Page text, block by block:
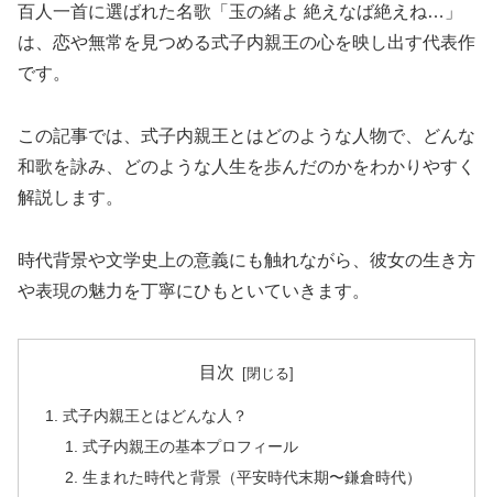
百人一首に選ばれた名歌「玉の緒よ 絶えなば絶えね…」
は、恋や無常を見つめる式子内親王の心を映し出す代表作
です。
この記事では、式子内親王とはどのような人物で、どんな
和歌を詠み、どのような人生を歩んだのかをわかりやすく
解説します。
時代背景や文学史上の意義にも触れながら、彼女の生き方
や表現の魅力を丁寧にひもといていきます。
目次
式子内親王とはどんな人？
式子内親王の基本プロフィール
生まれた時代と背景（平安時代末期〜鎌倉時代）